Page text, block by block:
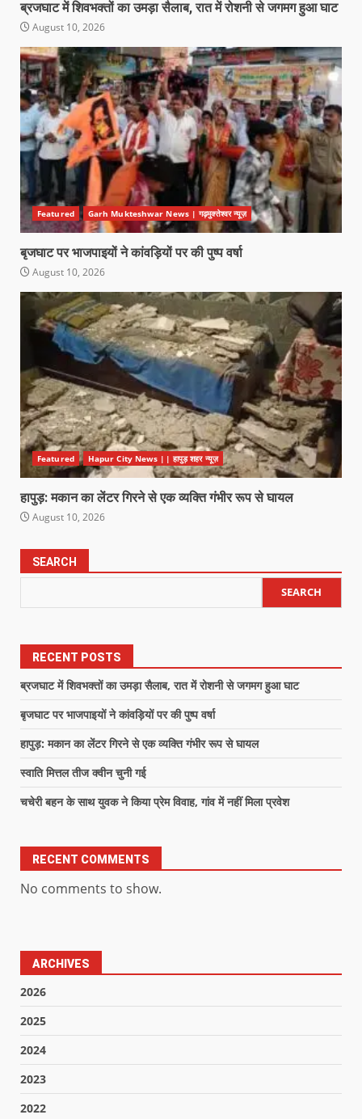
ब्रजघाट में शिवभक्तों का उमड़ा सैलाब, रात में रोशनी से जगमग हुआ घाट
August 10, 2026
Featured Garh Mukteshwar News | गढ़मुक्तेश्वर न्यूज़
बृजघाट पर भाजपाइयों ने कांवड़ियों पर की पुष्प वर्षा
August 10, 2026
Featured Hapur City News || हापुड़ शहर न्यूज़
हापुड़: मकान का लेंटर गिरने से एक व्यक्ति गंभीर रूप से घायल
August 10, 2026
SEARCH
SEARCH
RECENT POSTS
ब्रजघाट में शिवभक्तों का उमड़ा सैलाब, रात में रोशनी से जगमग हुआ घाट
बृजघाट पर भाजपाइयों ने कांवड़ियों पर की पुष्प वर्षा
हापुड़: मकान का लेंटर गिरने से एक व्यक्ति गंभीर रूप से घायल
स्वाति मित्तल तीज क्वीन चुनी गई
चचेरी बहन के साथ युवक ने किया प्रेम विवाह, गांव में नहीं मिला प्रवेश
RECENT COMMENTS
No comments to show.
ARCHIVES
2026
2025
2024
2023
2022